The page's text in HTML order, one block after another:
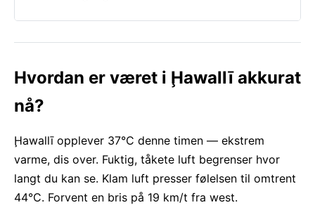
Hvordan er været i Ḩawallī akkurat
nå?
Ḩawallī opplever 37°C denne timen — ekstrem
varme, dis over. Fuktig, tåkete luft begrenser hvor
langt du kan se. Klam luft presser følelsen til omtrent
44°C. Forvent en bris på 19 km/t fra west.